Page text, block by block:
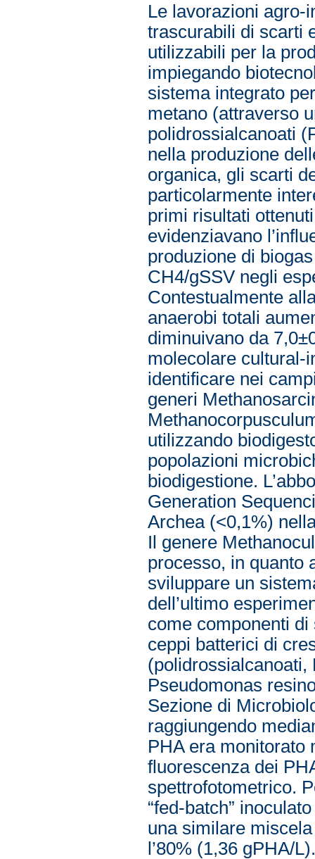
Le lavorazioni agro-
trascurabili di scarti
utilizzabili per la
impiegando
sistema integrato
metano (attraverso
polidrossialcanoati
nella produzione
organica, gli scarti
particolarmente
primi risultati
evidenziavano
produzione di
CH4/gSSV negli
Contestualmente
anaerobi totali
diminuivano da
molecolare cultural-
identificare nei
generi
utilizzando
popolazioni
biodigestione.
Generation
Archea (<0,1%)
Il genere
processo, in quanto
sviluppare un
dell’ultimo
come componenti
ceppi batterici di
(polidrossialcanoati,
Pseudomonas
Sezione di
raggiungendo
PHA era monitorato
fluorescenza dei
spettrofotometrico.
“fed-batch”
una similare
l’80% (1,36 gPHA/